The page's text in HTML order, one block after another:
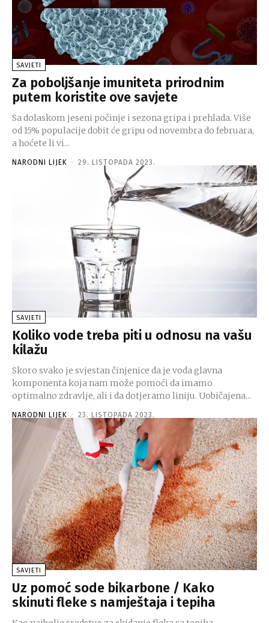
SAVJETI
Za poboljšanje imuniteta prirodnim
putem koristite ove savjete
Sa dolaskom jeseni počinje i sezona gripa i prehlada. Više
od 15% populacije dobit će gripu od novembra do februara,
a hoćete li vi...
NARODNI LIJEK - 29. LISTOPADA 2023.
SAVJETI
Koliko vode treba piti u odnosu na vašu
kilažu
Skoro svako je svjestan činjenice da je voda glavna
komponenta koja nam može pomoći da imamo
optimalno zdravlje, ali i da dotjeramo liniju. Uobičajena...
NARODNI LIJEK - 23. LISTOPADA 2023.
SAVJETI
Uz pomoć sode bikarbone / Kako
skinuti fleke s namještaja i tepiha